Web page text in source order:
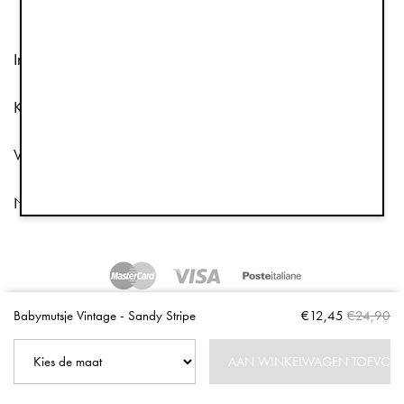
Babymutsje Vintage - Sandy Stripe €12,45 €24,90
AAN WINKELWAGEN
Informatie
Klantenservice
Volg ons
Nieuwsbrief
Copyright © 2026 Elodie Details